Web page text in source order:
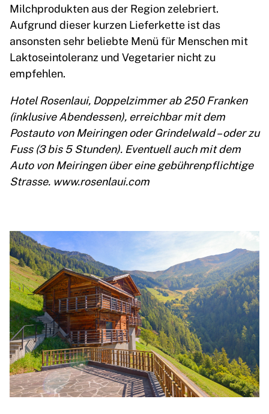
Milchprodukten aus der Region zelebriert.
Aufgrund dieser kurzen Lieferkette ist das
ansonsten sehr beliebte Menü für Menschen mit
Laktoseintoleranz und Vegetarier nicht zu
empfehlen.
Hotel Rosenlaui, Doppelzimmer ab 250 Franken
(inklusive Abendessen), erreichbar mit dem
Postauto von Meiringen oder Grindelwald – oder zu
Fuss (3 bis 5 Stunden). Eventuell auch mit dem
Auto von Meiringen über eine gebührenpflichtige
Strasse. www.rosenlaui.com